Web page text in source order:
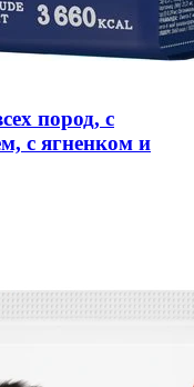
пород, с
с ягненком и